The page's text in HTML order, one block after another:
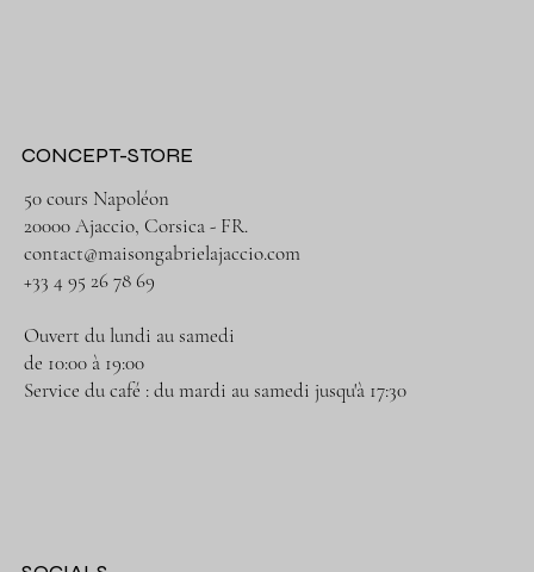
CONCEPT-STORE
50 cours Napoléon
20000 Ajaccio, Corsica - FR.
contact@maisongabrielajaccio.com
+33 4 95 26 78 69
Ouvert du lundi au samedi
de 10:00 à 19:00
Service du café : du mardi au samedi jusqu'à 17:30